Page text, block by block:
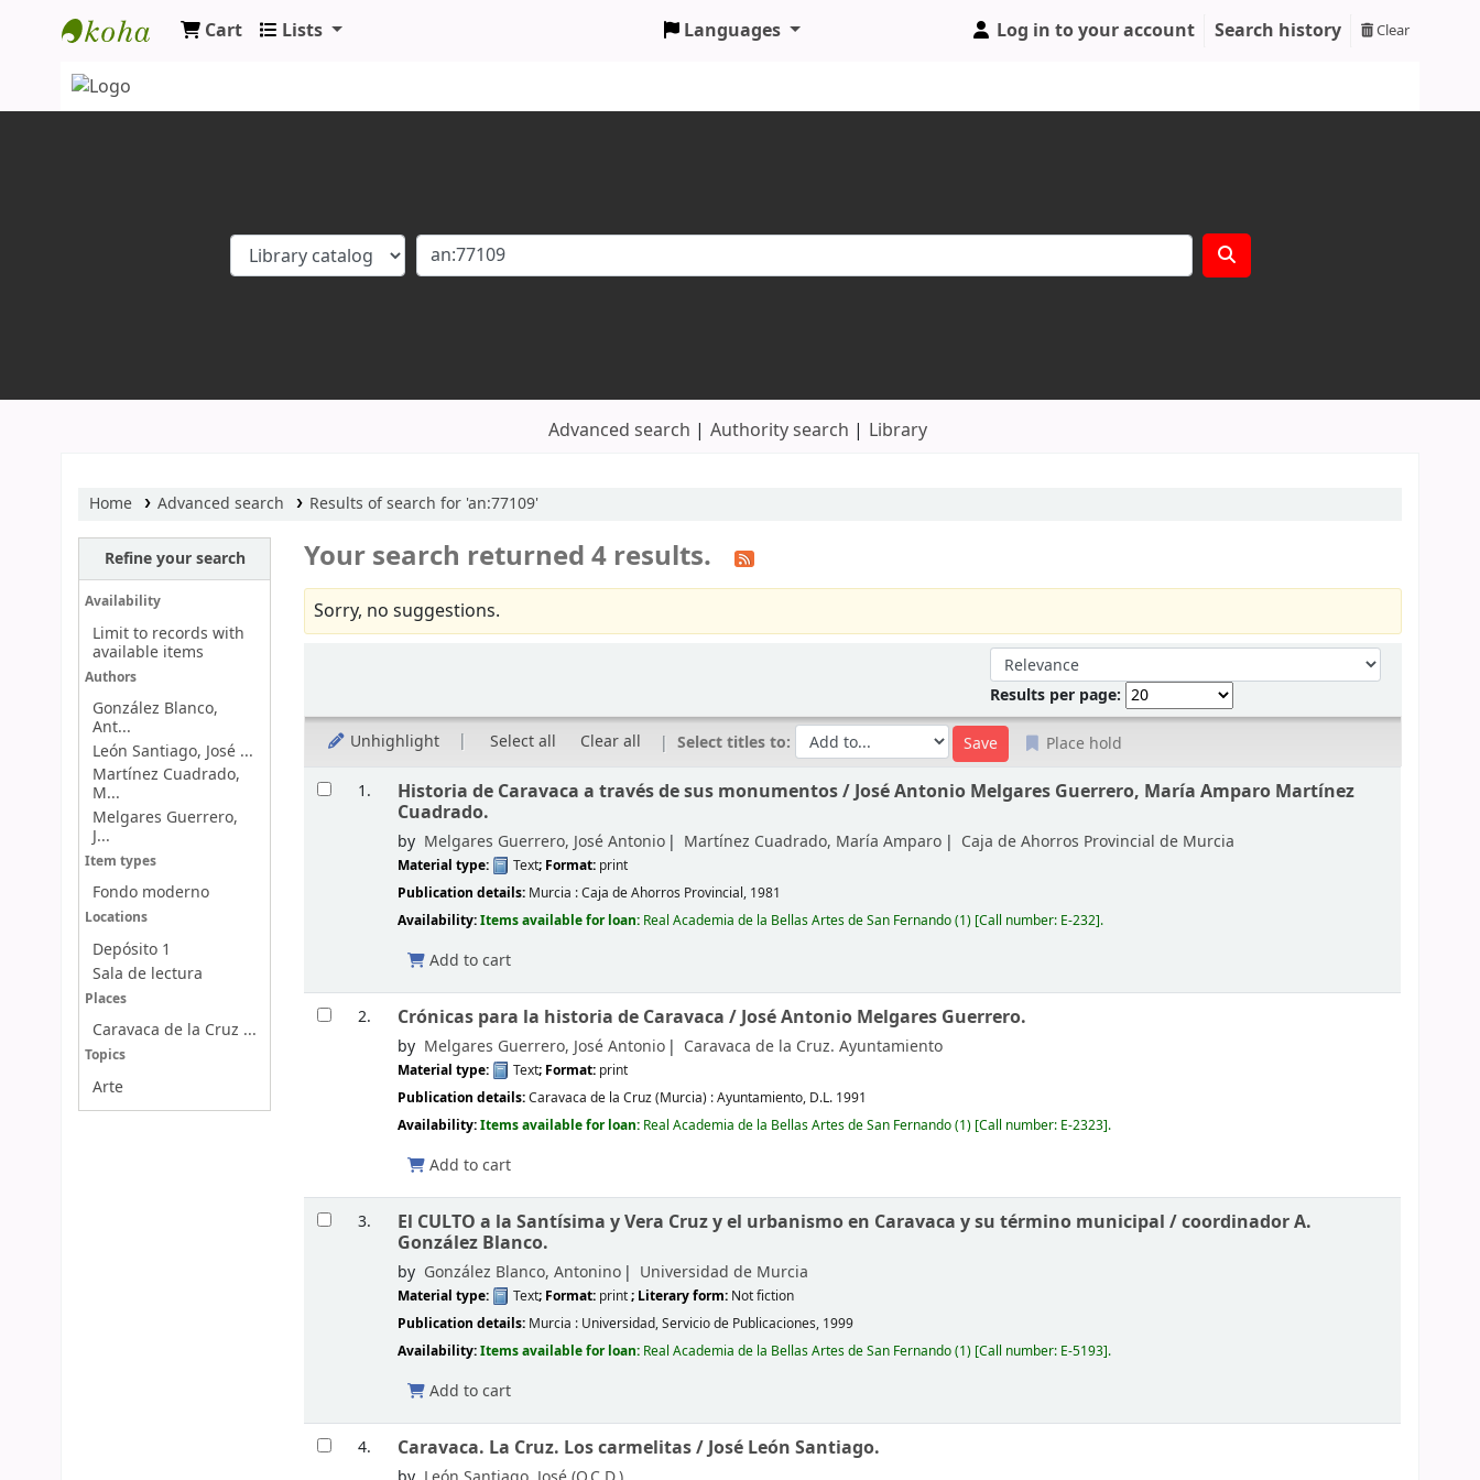
Koha online
Cart Lists Languages Log in to your account Search history Clear
Advanced search Authority search Library
Home Advanced search Results of search for 'an:77109'
Refine your search
Availability
Limit to records with
available items
Authors
González Blanco,
Ant...
León Santiago, José ...
Martínez Cuadrado,
M...
Melgares Guerrero,
J...
Item types
Fondo moderno
Locations
Depósito 1
Sala de lectura
Places
Caravaca de la Cruz ...
Topics
Arte
Your search returned 4 results.
Sorry, no suggestions.
Sort by:
Results per page:
Unhighlight Select all Clear all Select titles to: Place hold
Results
1. Historia de Caravaca a través de sus monumentos / José Antonio Melgares Guerrero, María Amparo Martínez
Cuadrado.
by Melgares Guerrero, José Antonio Martínez Cuadrado, María Amparo Caja de Ahorros Provincial de Murcia
Material type: Text; Format: print
Publication details: Murcia :Caja de Ahorros Provincial, 1981
Availability:Items available for loan: Real Academia de la Bellas Artes de San Fernando(1) Call number: E-232 .
Add to cart
2. Crónicas para la historia de Caravaca / José Antonio Melgares Guerrero.
by Melgares Guerrero, José Antonio Caravaca de la Cruz. Ayuntamiento
Material type: Text; Format: print
Publication details:Caravaca de la Cruz (Murcia) :Ayuntamiento, D.L. 1991
Availability:Items available for loan: Real Academia de la Bellas Artes de San Fernando(1) Call number: E-2323 .
Add to cart
3. El CULTO a la Santísima y Vera Cruz y el urbanismo en Caravaca y su término municipal /coordinador A.
González Blanco.
by González Blanco, Antonino Universidad de Murcia
Material type: Text; Format: print; Literary form: Not fiction
Publication details: Murcia : Universidad, Servicio de Publicaciones, 1999
Availability:Items available for loan: Real Academia de la Bellas Artes de San Fernando(1) Call number: E-5193 .
Add to cart
4. Caravaca. La Cruz. Los carmelitas / José León Santiago.